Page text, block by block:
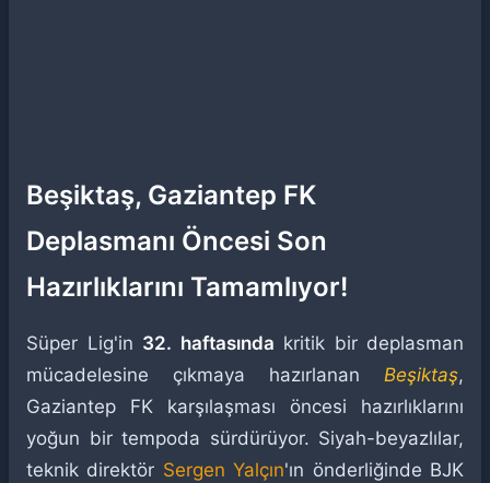
Beşiktaş, Gaziantep FK
Deplasmanı Öncesi Son
Hazırlıklarını Tamamlıyor!
Süper Lig'in 32. haftasında kritik bir deplasman
mücadelesine çıkmaya hazırlanan Beşiktaş,
Gaziantep FK karşılaşması öncesi hazırlıklarını
yoğun bir tempoda sürdürüyor. Siyah-beyazlılar,
teknik direktör Sergen Yalçın'ın önderliğinde BJK